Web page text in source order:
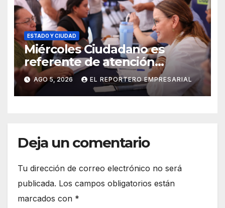
ESTADO Y CIUDAD
Miércoles Ciudadano es
referente de atención
oportuna y clara para las y los
meridanos; Cecilia Patrón
AGO 5, 2026 EL REPORTERO EMPRESARIAL
Deja un comentario
Tu dirección de correo electrónico no será
publicada. Los campos obligatorios están
marcados con *